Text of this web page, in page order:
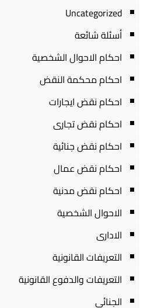
Uncategorized
أسئلة شائعة
احكام الاحوال الشخصية
احكام محكمة النقض
احكام نقض ايجارات
احكام نقض تجارى
احكام نقض جنائية
احكام نقض عمال
احكام نقض مدنية
الاحوال الشخصية
الادارى
التعريفات القانونية
التعريفات والدفوع القانونية
الجنائى